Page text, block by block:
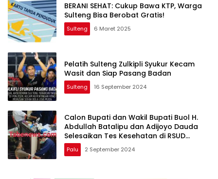
BERANI SEHAT: Cukup Bawa KTP, Warga
Sulteng Bisa Berobat Gratis!
Sulteng 6 Maret 2025
Pelatih Sulteng Zulkipli Syukur Kecam
Wasit dan Siap Pasang Badan
Sulteng 16 September 2024
Calon Bupati dan Wakil Bupati Buol H.
Abdullah Batalipu dan Adijoyo Dauda
Selesaikan Tes Kesehatan di RSUD
Undata Palu
Palu 2 September 2024